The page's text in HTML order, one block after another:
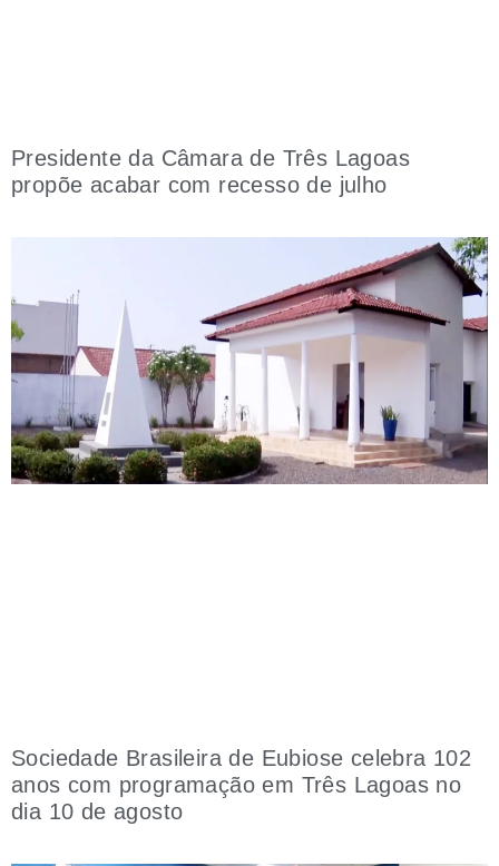
Presidente da Câmara de Três Lagoas
propõe acabar com recesso de julho
Sociedade Brasileira de Eubiose celebra 102
anos com programação em Três Lagoas no
dia 10 de agosto